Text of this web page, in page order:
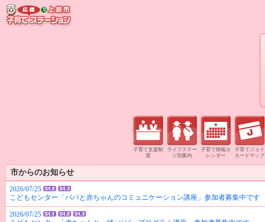
子育て支援制
度
ライフステー
ジ別案内
子育て情報カ
レンダー
子育てジョイ
カードマップ
市からのお知らせ
2026/07/25
こどもセンター「パパと赤ちゃんのコミュニケーション講座」参加者募集中です
2026/07/25